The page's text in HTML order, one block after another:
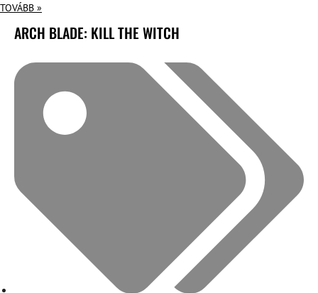
TOVÁBB »
ARCH BLADE: KILL THE WITCH